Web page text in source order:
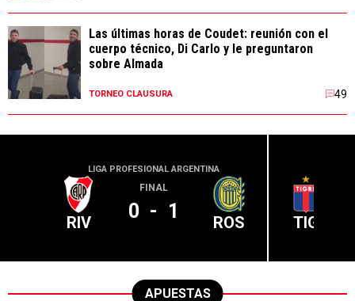
Las últimas horas de Coudet: reunión con el
cuerpo técnico, Di Carlo y le preguntaron
sobre Almada
TORNEO CLAUSURA 49
LIGA PROFESIONAL ARGENTINA
RIV
FINAL
0 - 1 ROS TIG
APUESTAS